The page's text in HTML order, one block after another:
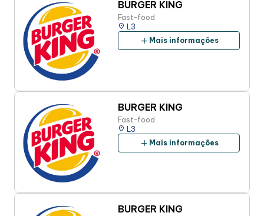
BURGER KING
Fast-food
place L3
add Mais informações
BURGER KING
Fast-food
place L3
add Mais informações
BURGER KING